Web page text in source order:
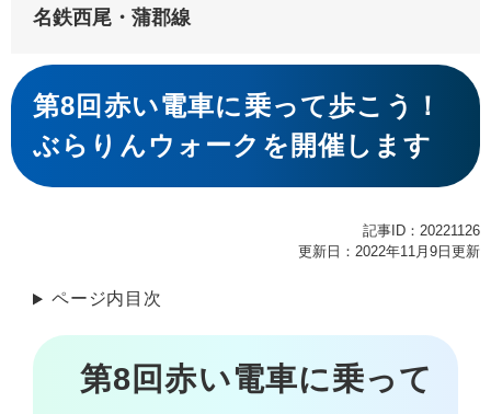
名鉄西尾・蒲郡線
本
文
第8回赤い電車に乗って歩こう！
ぶらりんウォークを開催します
記事ID：20221126
更新日：2022年11月9日更新
ページ内目次
第8回赤い電車に乗って